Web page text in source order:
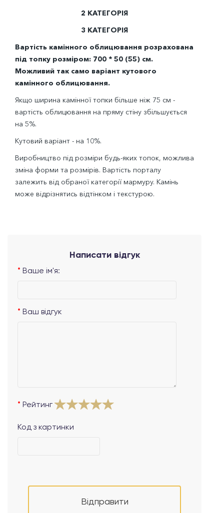
2 КАТЕГОРІЯ
3 КАТЕГОРІЯ
Вартість камінного облицювання розрахована
під топку розміром: 700 * 50 (55) см.
Можливий так само варіант кутового
камінного облицювання.
Якщо ширина камінної топки більше ніж 75 см -
вартість облицювання на пряму стіну збільшується
на 5%.
Кутовий варіант - на 10%.
Виробництво під розміри будь-яких топок, можлива
зміна форми та розмірів. Вартість порталу
залежить від обраної категорії мармуру. Камінь
може відрізнятись відтінком і текстурою.
Написати відгук
Ваше ім'я:
Ваш відгук
Рейтинг
Код з картинки
Відправити